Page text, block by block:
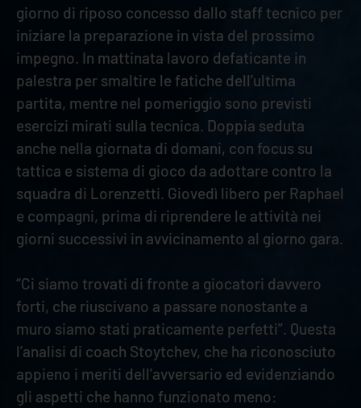
giorno di riposo concesso dallo staff tecnico per
iniziare la preparazione in vista del prossimo
impegno. In mattinata lavoro defaticante in
palestra per smaltire le fatiche dell’ultima
partita, mentre nel pomeriggio sono previsti
esercizi mirati sulla tecnica. Doppia seduta
anche nella giornata di domani, con focus su
tattica e sistema di gioco da adottare contro la
squadra di Lorenzetti. Giovedì libero per Raphael
e compagni, prima di riprendere le attività nei
giorni successivi in avvicinamento al giorno gara.
“Ci siamo trovati di fronte a giocatori davvero
forti, che riuscivano a passare nonostante a
muro siamo stati praticamente perfetti”. Questa
l’analisi di coach Stoytchev, che ha riconosciuto
appieno i meriti dell’avversario ed evidenziando
gli aspetti che hanno funzionato meno: